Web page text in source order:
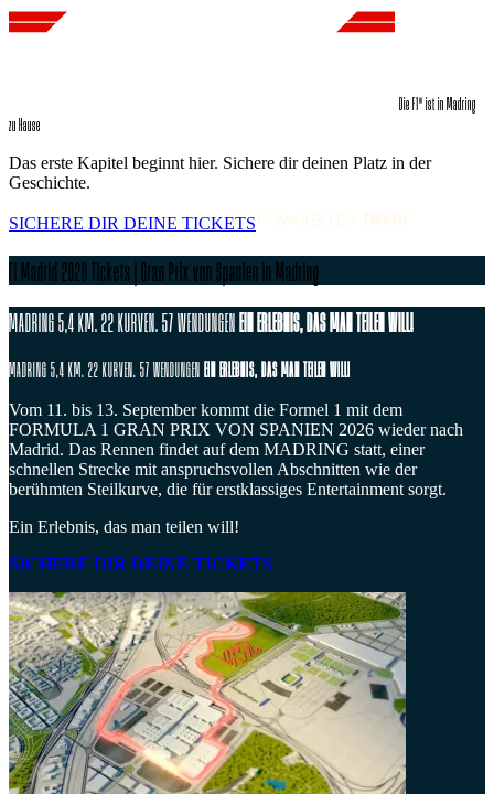
Die F1® ist in Madring
zu Hause
Das erste Kapitel beginnt hier. Sichere dir deinen Platz in der
Geschichte.
SICHERE DIR DEINE TICKETS
F1 Madrid 2026 Tickets | Gran Prix von Spanien in Madring
MADRING5,4 KM. 22 KURVEN. 57 WENDUNGENEIN ERLEBNIS, DAS MAN TEILEN WILL!
MADRING5,4 KM. 22 KURVEN. 57 WENDUNGENEIN ERLEBNIS, DAS MAN TEILEN WILL!
Vom 11. bis 13. September kommt die Formel 1 mit dem
FORMULA 1 GRAN PRIX VON SPANIEN 2026 wieder nach
Madrid. Das Rennen findet auf dem MADRING statt, einer
schnellen Strecke mit anspruchsvollen Abschnitten wie der
berühmten Steilkurve, die für erstklassiges Entertainment sorgt.
Ein Erlebnis, das man teilen will!
SICHERE DIR DEINE TICKETS